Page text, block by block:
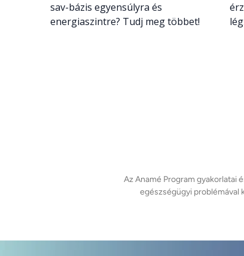
sav-bázis egyensúlyra és
energiaszintre? Tudj meg többet!
Az Anamé Program gyakorlatai
egészségügyi problémával